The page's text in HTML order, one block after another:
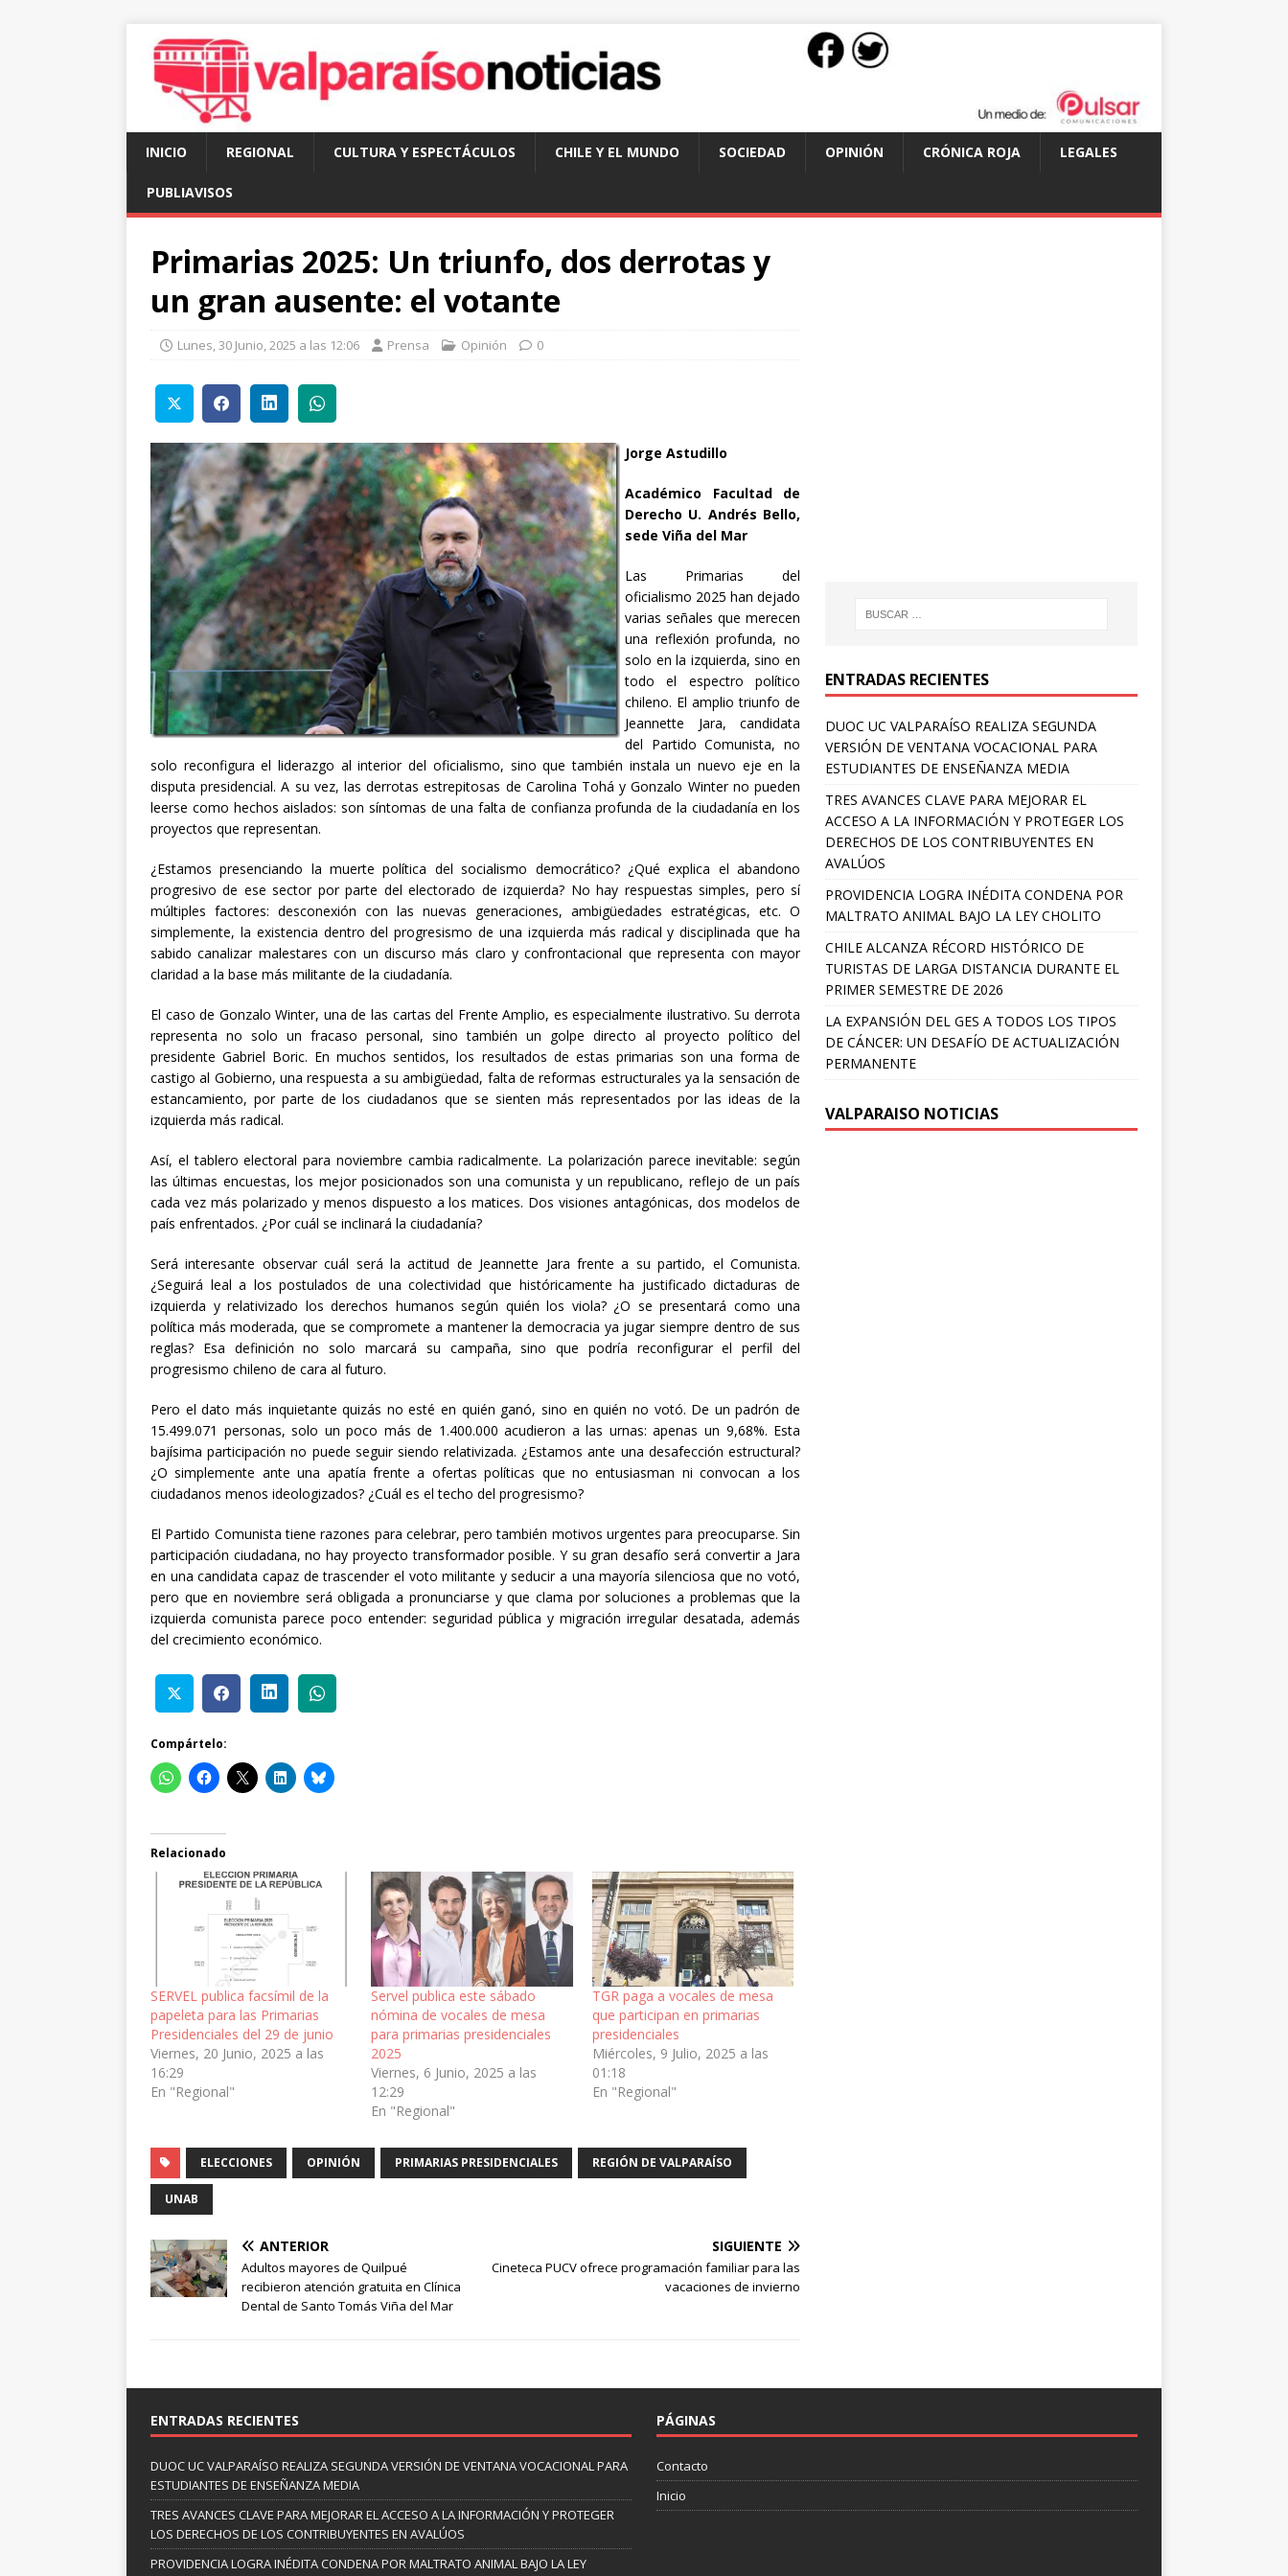
INICIO REGIONAL CULTURA Y ESPECTÁCULOS CHILE Y EL MUNDO SOCIEDAD OPINIÓN CRÓNICA ROJA LEGALES
PUBLIAVISOS
Primarias 2025: Un triunfo, dos derrotas y
un gran ausente: el votante
Lunes, 30 Junio, 2025 a las 12:06 Prensa Opinión 0
Jorge Astudillo
Académico Facultad de
Derecho U. Andrés Bello,
sede Viña del Mar
Las Primarias del
oficialismo 2025 han dejado
varias señales que merecen
una reflexión profunda, no
solo en la izquierda, sino en
todo el espectro político
chileno. El amplio triunfo de
Jeannette Jara, candidata
del Partido Comunista, no
solo reconfigura el liderazgo al interior del oficialismo, sino que también instala un nuevo eje en la
disputa presidencial. A su vez, las derrotas estrepitosas de Carolina Tohá y Gonzalo Winter no pueden
leerse como hechos aislados: son síntomas de una falta de confianza profunda de la ciudadanía en los
proyectos que representan.
¿Estamos presenciando la muerte política del socialismo democrático? ¿Qué explica el abandono
progresivo de ese sector por parte del electorado de izquierda? No hay respuestas simples, pero sí
múltiples factores: desconexión con las nuevas generaciones, ambigüedades estratégicas, etc. O
simplemente, la existencia dentro del progresismo de una izquierda más radical y disciplinada que ha
sabido canalizar malestares con un discurso más claro y confrontacional que representa con mayor
claridad a la base más militante de la ciudadanía.
El caso de Gonzalo Winter, una de las cartas del Frente Amplio, es especialmente ilustrativo. Su derrota
representa no solo un fracaso personal, sino también un golpe directo al proyecto político del
presidente Gabriel Boric. En muchos sentidos, los resultados de estas primarias son una forma de
castigo al Gobierno, una respuesta a su ambigüedad, falta de reformas estructurales ya la sensación de
estancamiento, por parte de los ciudadanos que se sienten más representados por las ideas de la
izquierda más radical.
Así, el tablero electoral para noviembre cambia radicalmente. La polarización parece inevitable: según
las últimas encuestas, los mejor posicionados son una comunista y un republicano, reflejo de un país
cada vez más polarizado y menos dispuesto a los matices. Dos visiones antagónicas, dos modelos de
país enfrentados. ¿Por cuál se inclinará la ciudadanía?
Será interesante observar cuál será la actitud de Jeannette Jara frente a su partido, el Comunista.
¿Seguirá leal a los postulados de una colectividad que históricamente ha justificado dictaduras de
izquierda y relativizado los derechos humanos según quién los viola? ¿O se presentará como una
política más moderada, que se compromete a mantener la democracia ya jugar siempre dentro de sus
reglas? Esa definición no solo marcará su campaña, sino que podría reconfigurar el perfil del
progresismo chileno de cara al futuro.
Pero el dato más inquietante quizás no esté en quién ganó, sino en quién no votó. De un padrón de
15.499.071 personas, solo un poco más de 1.400.000 acudieron a las urnas: apenas un 9,68%. Esta
bajísima participación no puede seguir siendo relativizada. ¿Estamos ante una desafección estructural?
¿O simplemente ante una apatía frente a ofertas políticas que no entusiasman ni convocan a los
ciudadanos menos ideologizados? ¿Cuál es el techo del progresismo?
El Partido Comunista tiene razones para celebrar, pero también motivos urgentes para preocuparse. Sin
participación ciudadana, no hay proyecto transformador posible. Y su gran desafío será convertir a Jara
en una candidata capaz de trascender el voto militante y seducir a una mayoría silenciosa que no votó,
pero que en noviembre será obligada a pronunciarse y que clama por soluciones a problemas que la
izquierda comunista parece poco entender: seguridad pública y migración irregular desatada, además
del crecimiento económico.
Compártelo:
Relacionado
SERVEL publica facsímil de la
papeleta para las Primarias
Presidenciales del 29 de junio
Viernes, 20 Junio, 2025 a las
16:29
En "Regional"
Servel publica este sábado
nómina de vocales de mesa
para primarias presidenciales
2025
Viernes, 6 Junio, 2025 a las
12:29
En "Regional"
TGR paga a vocales de mesa
que participan en primarias
presidenciales
Miércoles, 9 Julio, 2025 a las
01:18
En "Regional"
ELECCIONES OPINIÓN PRIMARIAS PRESIDENCIALES REGIÓN DE VALPARAÍSO
UNAB
ANTERIOR
Adultos mayores de Quilpué
recibieron atención gratuita en Clínica
Dental de Santo Tomás Viña del Mar
SIGUIENTE
Cineteca PUCV ofrece programación familiar para las
vacaciones de invierno
ENTRADAS RECIENTES
DUOC UC VALPARAÍSO REALIZA SEGUNDA
VERSIÓN DE VENTANA VOCACIONAL PARA
ESTUDIANTES DE ENSEÑANZA MEDIA
TRES AVANCES CLAVE PARA MEJORAR EL
ACCESO A LA INFORMACIÓN Y PROTEGER LOS
DERECHOS DE LOS CONTRIBUYENTES EN
AVALÚOS
PROVIDENCIA LOGRA INÉDITA CONDENA POR
MALTRATO ANIMAL BAJO LA LEY CHOLITO
CHILE ALCANZA RÉCORD HISTÓRICO DE
TURISTAS DE LARGA DISTANCIA DURANTE EL
PRIMER SEMESTRE DE 2026
LA EXPANSIÓN DEL GES A TODOS LOS TIPOS
DE CÁNCER: UN DESAFÍO DE ACTUALIZACIÓN
PERMANENTE
VALPARAISO NOTICIAS
ENTRADAS RECIENTES
DUOC UC VALPARAÍSO REALIZA SEGUNDA VERSIÓN DE VENTANA VOCACIONAL PARA
ESTUDIANTES DE ENSEÑANZA MEDIA
TRES AVANCES CLAVE PARA MEJORAR EL ACCESO A LA INFORMACIÓN Y PROTEGER
LOS DERECHOS DE LOS CONTRIBUYENTES EN AVALÚOS
PROVIDENCIA LOGRA INÉDITA CONDENA POR MALTRATO ANIMAL BAJO LA LEY
PÁGINAS
Contacto
Inicio